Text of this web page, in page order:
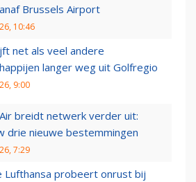
Brussels Airport
10:46
net als veel andere
langer weg uit Golfregio
9:00
breidt netwerk verder uit:
drie nieuwe bestemmingen
7:29
Lufthansa probeert onrust bij